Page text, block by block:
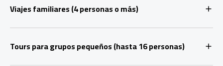
Viajes familiares (4 personas o más)
Tours para grupos pequeños (hasta 16 personas)